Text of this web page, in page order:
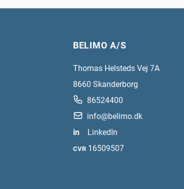
BELIMO A/S
Thomas Helsteds Vej 7A
8660 Skanderborg
86524400
info@belimo.dk
in
LinkedIn
CVR 16509507